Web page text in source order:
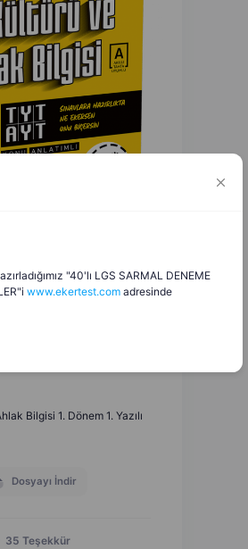
Bilgisi 1. Dönem 1. Yazılı
Dosyayı İndir
35 Teşekkür
"40'lı LGS SARMAL DENEME
www.ekertest.com adresinde